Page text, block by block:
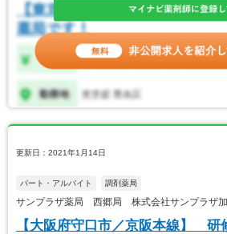
更新日：2021年1月14日
パート・アルバイト 調剤薬局
サンプラザ薬局 西郷局 株式会社サンプラザ加
【大阪府守口市／京阪本線】 研